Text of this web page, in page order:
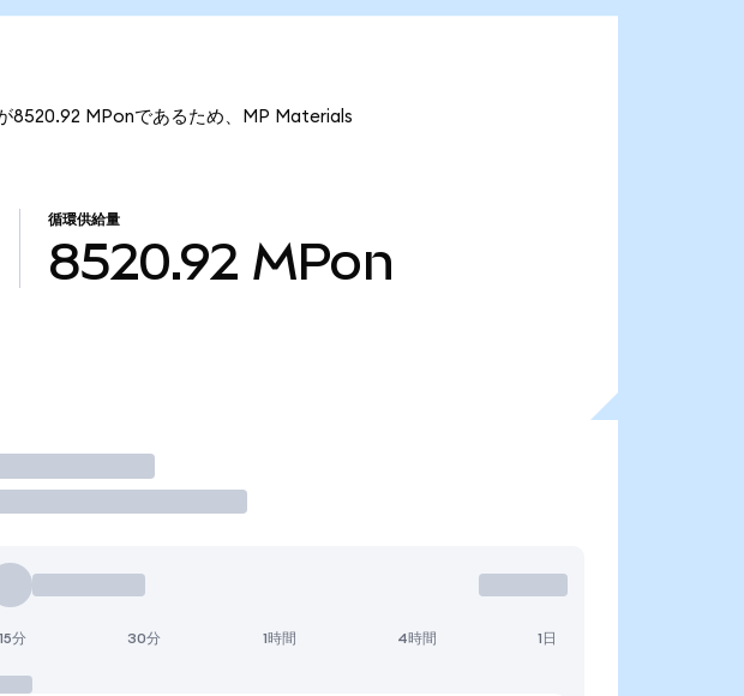
8520.92 MPonであるため、MP Materials
循環供給量
8520.92 MPon
15分 30分 1時間 4時間 1日